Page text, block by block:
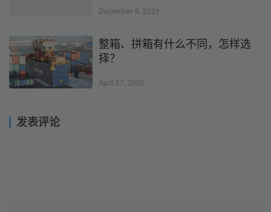
December 9, 2021
整箱、拼箱有什么不同，怎样选
择？
April 27, 2022
发表评论